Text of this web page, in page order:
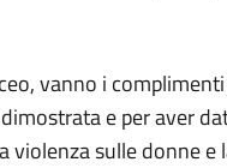
vanno i
e per aver
sulle donne e